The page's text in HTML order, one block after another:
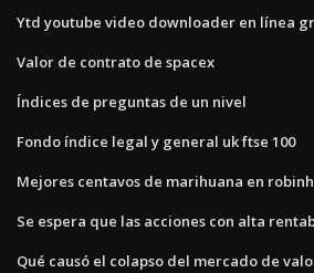
Ytd youtube video downloader en línea
Valor de contrato de spacex
Índices de preguntas de un nivel
Fondo índice legal y general uk ftse 100
Mejores centavos de marihuana en
Se espera que las acciones con alta
Qué causó el colapso del mercado de